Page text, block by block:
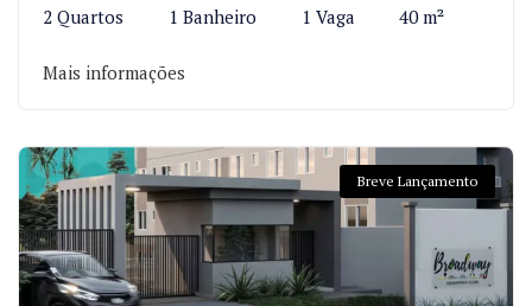
2 Quartos 1 Banheiro 1 Vaga 40 m²
Mais informações
Breve Lançamento